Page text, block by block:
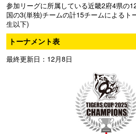
参加リーグに所属している近畿2府4県の
国の3(単独)チームの計15チームによるト
生以下)
トーナメント表
最終更新日：12月8日